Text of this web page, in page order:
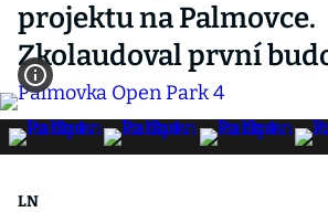
projektu na Palmovce.
Zkolaudoval první
LN